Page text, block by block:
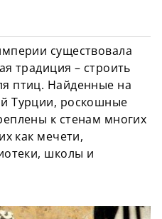
существовала
традиция – строить
птиц. Найденные на
Турции, роскошные
к стенам многих
как мечети,
школы и